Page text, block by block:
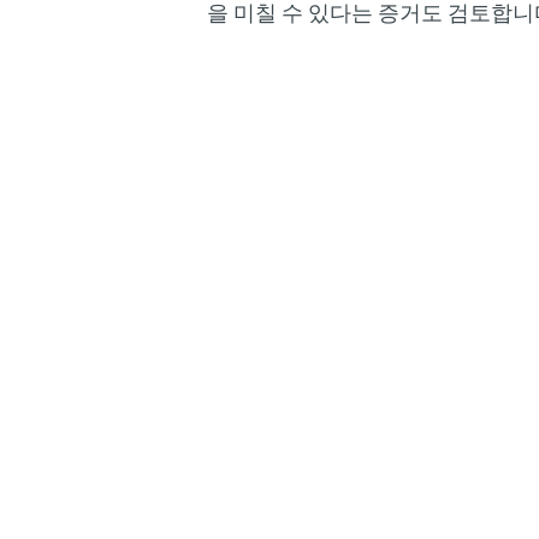
을 미칠 수 있다는 증거도 검토합니